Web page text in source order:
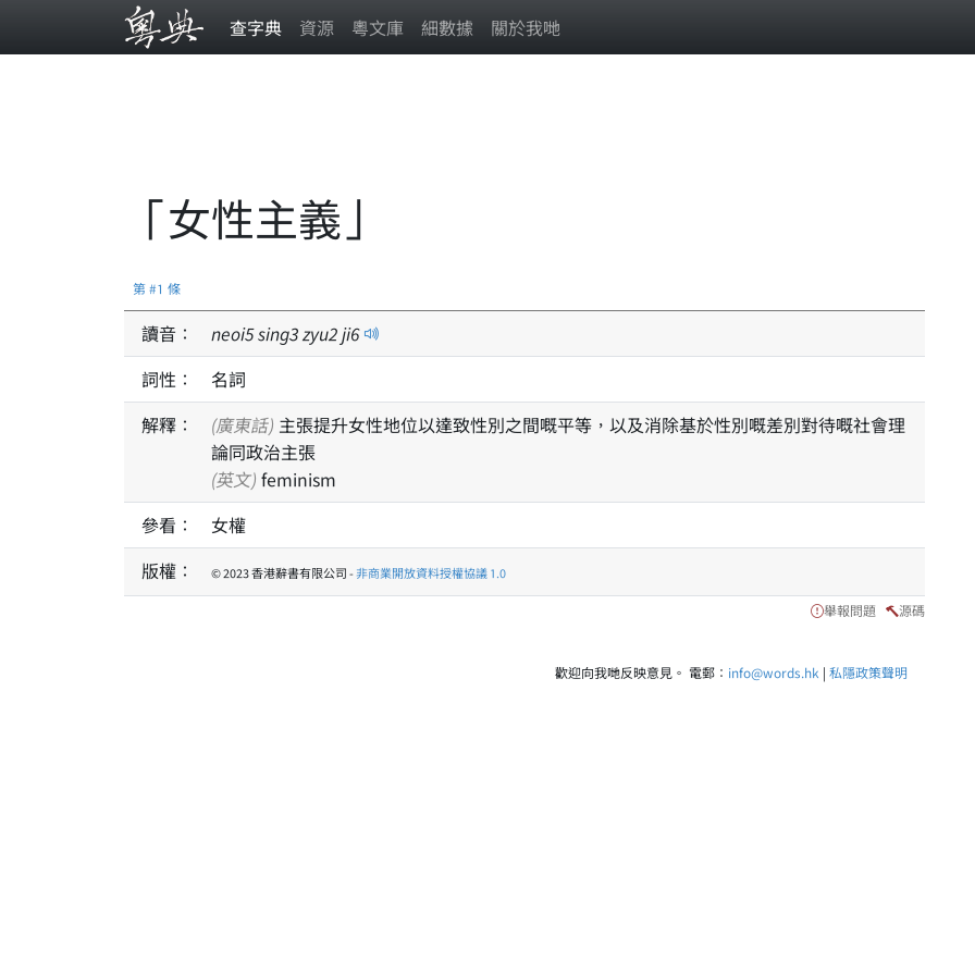
查字典 資源 粵文庫 細數據 關於我哋
「女性主義」
第 #1 條
讀音： neoi5sing3zyu2ji6
詞性：
名詞
解釋：
(廣東話) 主張提升女性地位以達致性別之間嘅平等，以及消除基於性別嘅差別對待嘅社會理
論同政治主張
(英文) feminism
參看：
女權
版權：
© 2023 香港辭書有限公司 -非商業開放資料授權協議 1.0
舉報問題 源碼
歡迎向我哋反映意見。 電郵： info@words.hk | 私隱政策聲明